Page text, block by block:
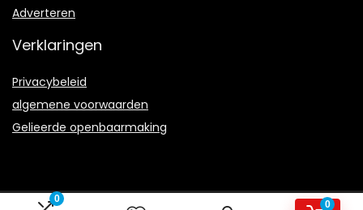
0
0
Adverteren
Verklaringen
Privacybeleid
algemene voorwaarden
Gelieerde openbaarmaking